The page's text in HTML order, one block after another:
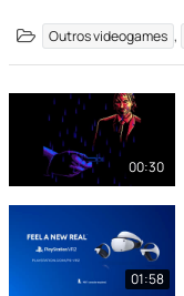
Outros videogames ,
00:30
01:58